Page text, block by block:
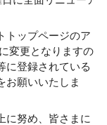
トップページのア
に変更となりますの
に登録されている
お願いいたしま
に努め、皆さまに